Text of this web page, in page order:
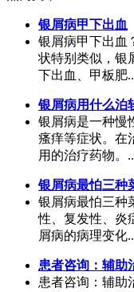
银屑病甲下出血
银屑病甲下出血
状特别类似，银
下出血、甲板肥
银屑病用什么泊
银屑病是一种慢
瘙痒等症状。在
用的治疗药物。
银屑病最怕三种
银屑病最怕三种
性、复发性、炎
屑病的病理变化
患者咨询：辅助
患者咨询：辅助